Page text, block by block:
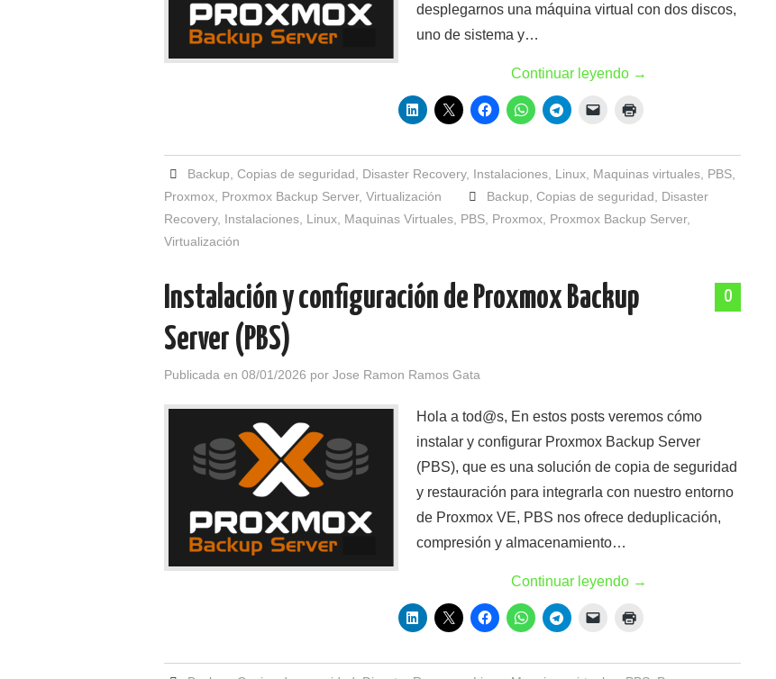
desplegarnos una máquina virtual con dos discos,
uno de sistema y…
Continuar leyendo →
Backup ,Copias de seguridad Disaster Recovery, Instalaciones Linux Maquinas virtuales PBS
Proxmox Proxmox Backup Server, Virtualización Backup ,Copias de seguridad
Disaster
Recovery, Instalaciones Linux Maquinas Virtuales PBS Proxmox Proxmox Backup Server,
Virtualización
0
Instalación y configuración de Proxmox Backup
Server (PBS)
Publicada en 08/01/2026 por Jose Ramon Ramos Gata
Hola a tod@s, En estos posts veremos cómo
instalar y configurar Proxmox Backup Server
(PBS), que es una solución de copia de seguridad
y restauración para integrarla con nuestro entorno
de Proxmox VE, PBS nos ofrece deduplicación,
compresión y almacenamiento…
Continuar leyendo →